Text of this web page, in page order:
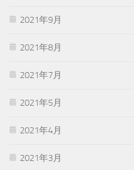
2021年9月
2021年8月
2021年7月
2021年5月
2021年4月
2021年3月